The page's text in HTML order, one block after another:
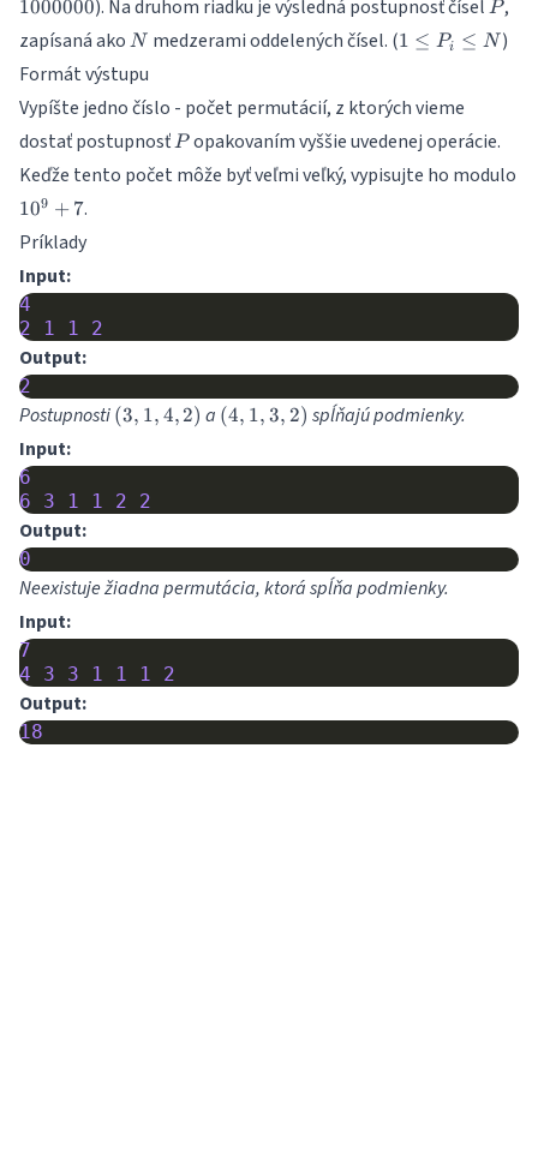
1000000
1000000). Na druhom riadku je výsledná postupnosť čísel P,
zapísaná ako N
N medzerami oddelených čísel. (1
\le
N
1 ≤ Pi ≤ N )
Formát výstupu
Vypíšte jedno číslo - počet permutácií, z ktorých vieme
dostať postupnosť P
P opakovaním vyššie uvedenej operácie.
Keďže tento počet môže byť veľmi veľký, vypisujte ho modulo
10^9+7
109 + 7.
Príklady
Input:
4
2
1 1 2
Output:
2
Postupnosti (3,
1,
(3, 1, 4, 2) a (4,
1,
(4, 1, 3, 2) spĺňajú podmienky.
Input:
6
6
3 1 1 2 2
Output:
0
Neexistuje žiadna permutácia, ktorá spĺňa podmienky.
Input:
7
4
3 3 1 1 1 2
Output:
18